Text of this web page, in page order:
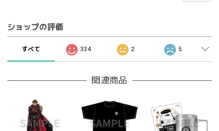
ショップの評価
すべて 334 2 5
関連商品